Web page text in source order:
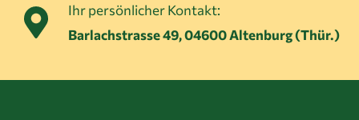
Ihr persönlicher Kontakt:
Barlachstrasse 49, 04600 Altenburg (Thür.)